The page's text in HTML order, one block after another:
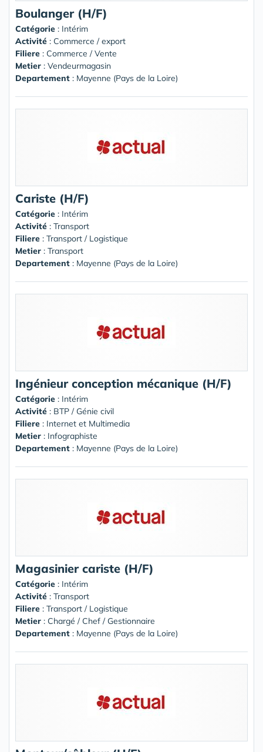
Boulanger (H/F)
Catégorie : Intérim
Activité : Commerce / export
Filiere : Commerce / Vente
Metier : Vendeurmagasin
Departement : Mayenne (Pays de la Loire)
Cariste (H/F)
Catégorie : Intérim
Activité : Transport
Filiere : Transport / Logistique
Metier : Transport
Departement : Mayenne (Pays de la Loire)
Ingénieur conception mécanique (H/F)
Catégorie : Intérim
Activité : BTP / Génie civil
Filiere : Internet et Multimedia
Metier : Infographiste
Departement : Mayenne (Pays de la Loire)
Magasinier cariste (H/F)
Catégorie : Intérim
Activité : Transport
Filiere : Transport / Logistique
Metier : Chargé / Chef / Gestionnaire
Departement : Mayenne (Pays de la Loire)